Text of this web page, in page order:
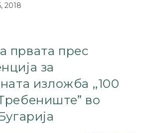
2018
првата прес
за
изложба ,,100
во